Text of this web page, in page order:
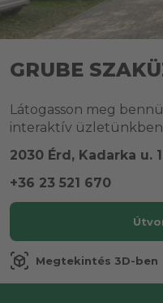
GRUBE
Látogasson meg
interaktív
2030 Érd, Kadarka u.
+36 23 521 670
view_in_ar Megtekintés 3D-ben